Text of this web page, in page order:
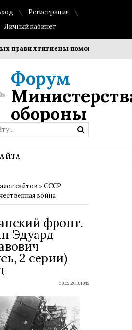
Регистрация
Личный кабинет
гигиены помогает
Форум
обороны
сайтов »СССР
война
фронт.
Эдуард
2 серии)
08.02.2013, 18:12